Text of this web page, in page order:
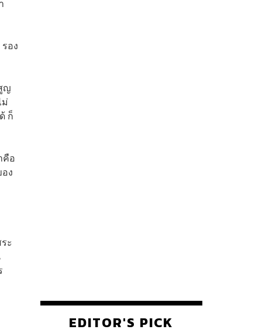
อง
ญ
ก็
คือ
ง
ะ
EDITOR'S PICK